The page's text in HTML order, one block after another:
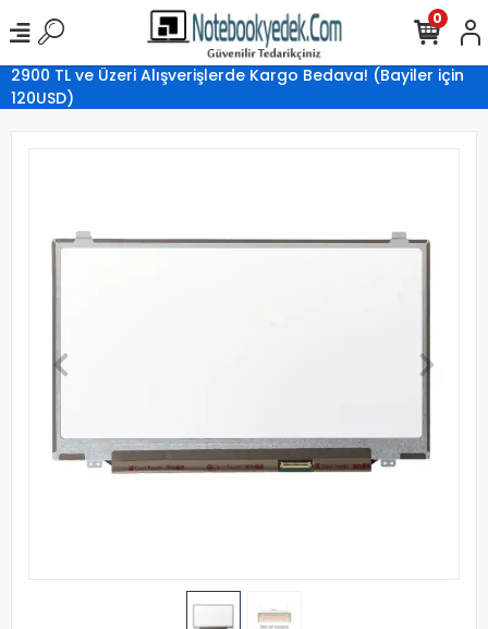
2900 TL ve Üzeri Alışverişlerde Kargo Bedava! (Bayiler için
120USD)
0